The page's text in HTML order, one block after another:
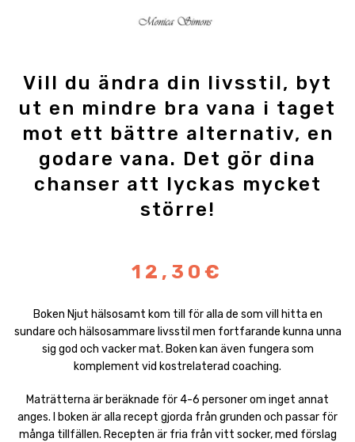
Vill du ändra din livsstil, byt
ut en mindre bra vana i taget
mot ett bättre alternativ, en
godare vana. Det gör dina
chanser att lyckas mycket
större!
12,30€
Boken Njut hälsosamt kom till för alla de som vill hitta en
sundare och hälsosammare livsstil men fortfarande kunna unna
sig god och vacker mat. Boken kan även fungera som
komplement vid kostrelaterad coaching.
Maträtterna är beräknade för 4-6 personer om inget annat
anges. I boken är alla recept gjorda från grunden och passar för
många tillfällen. Recepten är fria från vitt socker, med förslag